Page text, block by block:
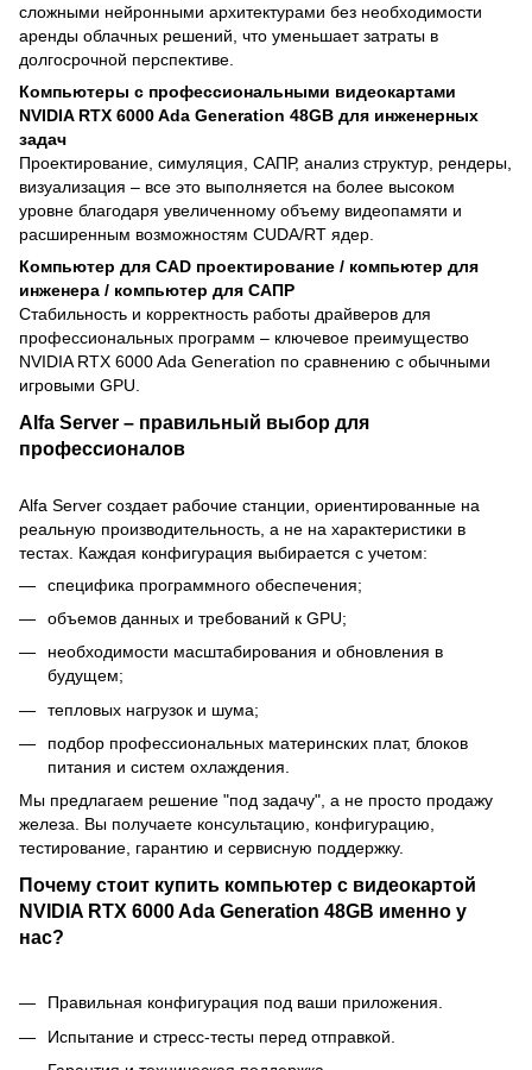
сложными нейронными архитектурами без необходимости
аренды облачных решений, что уменьшает затраты в
долгосрочной перспективе.
Компьютеры с профессиональными видеокартами
NVIDIA RTX 6000 Ada Generation 48GB для инженерных
задач
Проектирование, симуляция, САПР, анализ структур, рендеры,
визуализация – все это выполняется на более высоком
уровне благодаря увеличенному объему видеопамяти и
расширенным возможностям CUDA/RT ядер.
Компьютер для CAD проектирование / компьютер для
инженера / компьютер для САПР
Стабильность и корректность работы драйверов для
профессиональных программ – ключевое преимущество
NVIDIA RTX 6000 Ada Generation по сравнению с обычными
игровыми GPU.
Alfa Server – правильный выбор для
профессионалов
Alfa Server создает рабочие станции, ориентированные на
реальную производительность, а не на характеристики в
тестах. Каждая конфигурация выбирается с учетом:
специфика программного обеспечения;
объемов данных и требований к GPU;
необходимости масштабирования и обновления в
будущем;
тепловых нагрузок и шума;
подбор профессиональных материнских плат, блоков
питания и систем охлаждения.
Мы предлагаем решение "под задачу", а не просто продажу
железа. Вы получаете консультацию, конфигурацию,
тестирование, гарантию и сервисную поддержку.
Почему стоит купить компьютер с видеокартой
NVIDIA RTX 6000 Ada Generation 48GB именно у
нас?
Правильная конфигурация под ваши приложения.
Испытание и стресс-тесты перед отправкой.